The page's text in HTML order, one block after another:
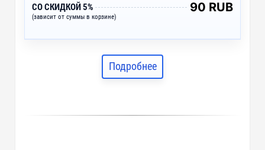
СО СКИДКОЙ 5%
(зависит от суммы в корзине)
90 RUB
Подробнее